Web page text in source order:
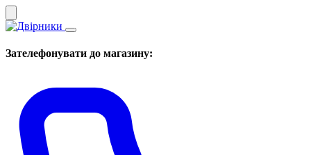
Зателефонувати до магазину: